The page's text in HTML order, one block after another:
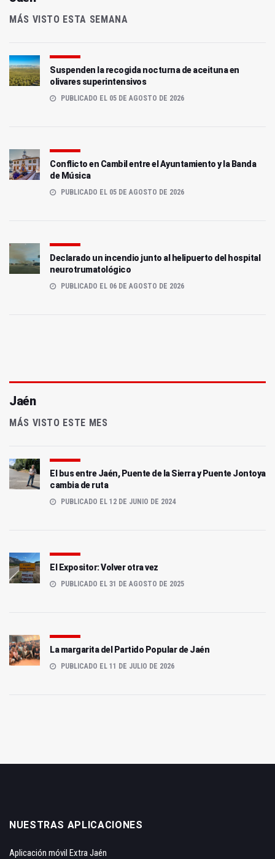
MÁS VISTO ESTA SEMANA
Suspenden la recogida nocturna de aceituna en
olivares superintensivos
PUBLICADO EL 05 DE AGOSTO DE 2026
Conflicto en Cambil entre el Ayuntamiento y la Banda
de Música
PUBLICADO EL 05 DE AGOSTO DE 2026
Declarado un incendio junto al helipuerto del hospital
neurotrumatológico
PUBLICADO EL 06 DE AGOSTO DE 2026
Jaén
MÁS VISTO ESTE MES
El bus entre Jaén, Puente de la Sierra y Puente Jontoya
cambia de ruta
PUBLICADO EL 12 DE JUNIO DE 2024
El Expositor: Volver otra vez
PUBLICADO EL 31 DE AGOSTO DE 2025
La margarita del Partido Popular de Jaén
PUBLICADO EL 11 DE JULIO DE 2026
NUESTRAS APLICACIONES
Aplicación móvil Extra Jaén